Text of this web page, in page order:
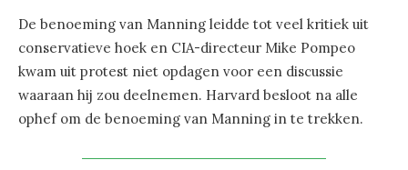
De benoeming van Manning leidde tot veel kritiek uit
conservatieve hoek en CIA-directeur Mike Pompeo
kwam uit protest niet opdagen voor een discussie
waaraan hij zou deelnemen. Harvard besloot na alle
ophef om de benoeming van Manning in te trekken.